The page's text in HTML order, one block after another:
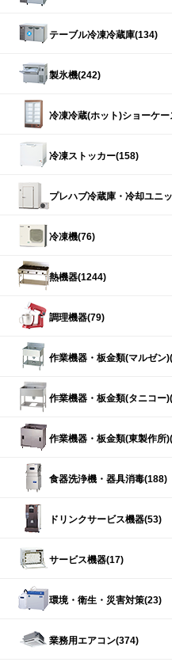
テーブル冷凍冷蔵庫(134)
製氷機(242)
冷凍冷蔵(ホット)ショーケ
冷凍ストッカー(158)
プレハブ冷蔵庫・冷却ユニ
冷凍機(76)
熱機器(1244)
調理機器(79)
作業機器・板金類(マルゼン
作業機器・板金類(タニコー
作業機器・板金類(東製作所
食器洗浄機・器具消毒(188)
ドリンクサービス機器(53)
サービス機器(17)
環境・衛生・災害対策(23)
業務用エアコン(374)